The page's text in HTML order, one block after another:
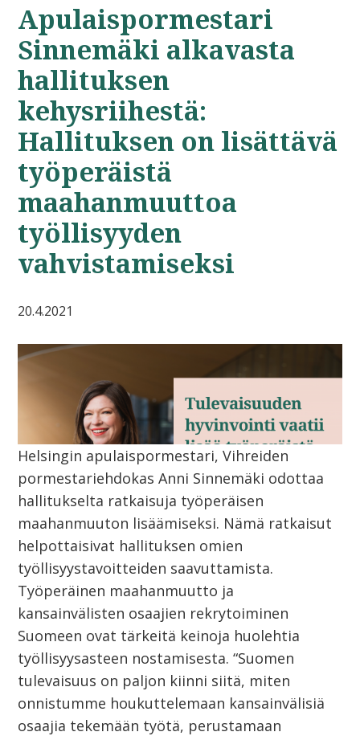
Apulaispormestari
Sinnemäki alkavasta
hallituksen
kehysriihestä:
Hallituksen on lisättävä
työperäistä
maahanmuuttoa
työllisyyden
vahvistamiseksi
20.4.2021
Helsingin apulaispormestari, Vihreiden
pormestariehdokas Anni Sinnemäki odottaa
hallitukselta ratkaisuja työperäisen
maahanmuuton lisäämiseksi. Nämä ratkaisut
helpottaisivat hallituksen omien
työllisyystavoitteiden saavuttamista.
Työperäinen maahanmuutto ja
kansainvälisten osaajien rekrytoiminen
Suomeen ovat tärkeitä keinoja huolehtia
työllisyysasteen nostamisesta. “Suomen
tulevaisuus on paljon kiinni siitä, miten
onnistumme houkuttelemaan kansainvälisiä
osaajia tekemään työtä, perustamaan